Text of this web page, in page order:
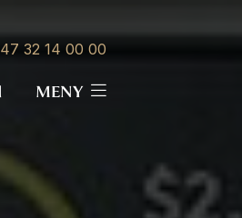
32 14 00 00
MENY